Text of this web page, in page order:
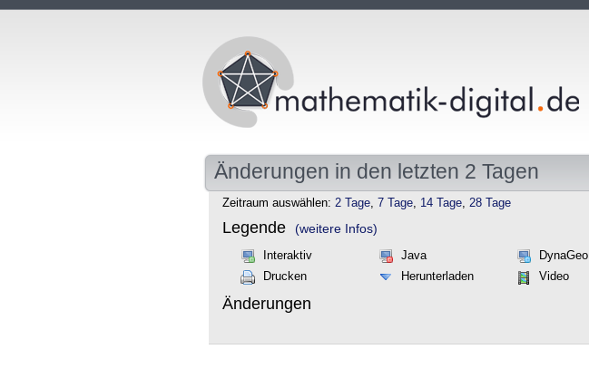
Änderungen in den letzten 2 Tagen
Zeitraum auswählen: 2 Tage, 7 Tage, 14 Tage, 28 Tage
Legende (weitere Infos)
Interaktiv Java DynaGeo
Drucken
Herunterladen Video
Änderungen